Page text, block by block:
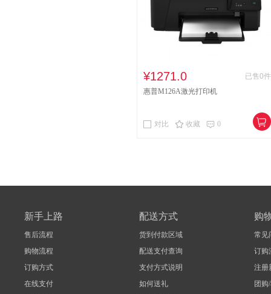
¥1271.0
已售0件
惠普M126A激光打印机
对比 收藏 0
新手上路
售后流程
购物流程
订购方式
在线支付
配送方式
货到付款区域
配送支付查询
支付方式说明
如何送礼
购
常见
订购
注册
团购